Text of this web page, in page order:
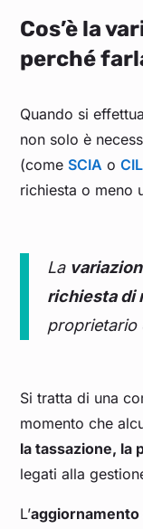
Cos’è la
perché
Quando si
non solo è
(come SCIA o
richiesta o meno
La
richiesta di
proprietario
Si tratta di una
momento che
la tassazione, la
legati alla
L’aggiornamento